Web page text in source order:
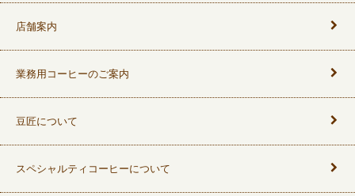
店舗案内
業務用コーヒーのご案内
豆匠について
スペシャルティコーヒーについて